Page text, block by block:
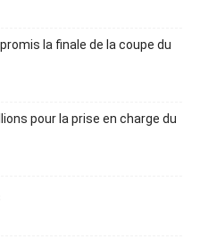
la finale de la coupe du
pour la prise en charge du